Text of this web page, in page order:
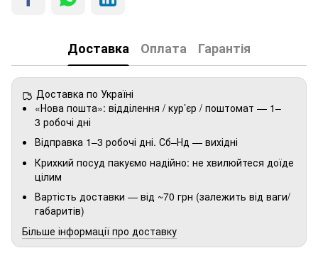
Доставка Оплата Гарантія
Доставка по Україні
«Нова пошта»: відділення / кур’єр / поштомат — 1–
3 робочі дні
Відправка 1–3 робочі дні. Сб–Нд — вихідні
Крихкий посуд пакуємо надійно: не хвилюйтеся доїде
цілим
Вартість доставки — від ~70 грн (залежить від ваги/
габаритів)
Більше інформації про доставку